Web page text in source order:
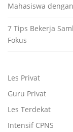
Mahasiswa
7 Tips Bekerja
Fokus
Les Privat
Guru Privat
Les Terdekat
Intensif CPNS